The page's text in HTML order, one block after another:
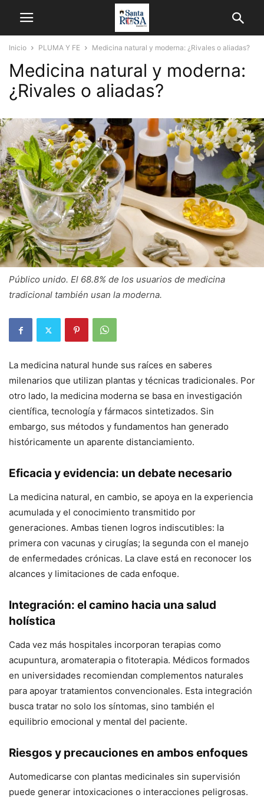
Inicio PLUMA Y FE Medicina natural y moderna: ¿Rivales o aliadas?
Medicina natural y moderna:
¿Rivales o aliadas?
Público unido. El 68.8% de los usuarios de medicina
tradicional también usan la moderna.
La medicina natural hunde sus raíces en saberes
milenarios que utilizan plantas y técnicas tradicionales. Por
otro lado, la medicina moderna se basa en investigación
científica, tecnología y fármacos sintetizados. Sin
embargo, sus métodos y fundamentos han generado
históricamente un aparente distanciamiento.
Eficacia y evidencia: un debate necesario
La medicina natural, en cambio, se apoya en la experiencia
acumulada y el conocimiento transmitido por
generaciones. Ambas tienen logros indiscutibles: la
primera con vacunas y cirugías; la segunda con el manejo
de enfermedades crónicas. La clave está en reconocer los
alcances y limitaciones de cada enfoque.
Integración: el camino hacia una salud
holística
Cada vez más hospitales incorporan terapias como
acupuntura, aromaterapia o fitoterapia. Médicos formados
en universidades recomiendan complementos naturales
para apoyar tratamientos convencionales. Esta integración
busca tratar no solo los síntomas, sino también el
equilibrio emocional y mental del paciente.
Riesgos y precauciones en ambos enfoques
Automedicarse con plantas medicinales sin supervisión
puede generar intoxicaciones o interacciones peligrosas.